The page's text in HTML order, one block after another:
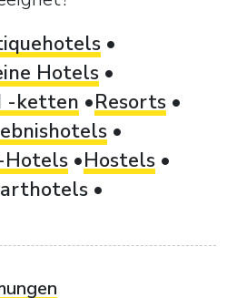
Hotels
-ketten
Resorts
Hotels
Hostels